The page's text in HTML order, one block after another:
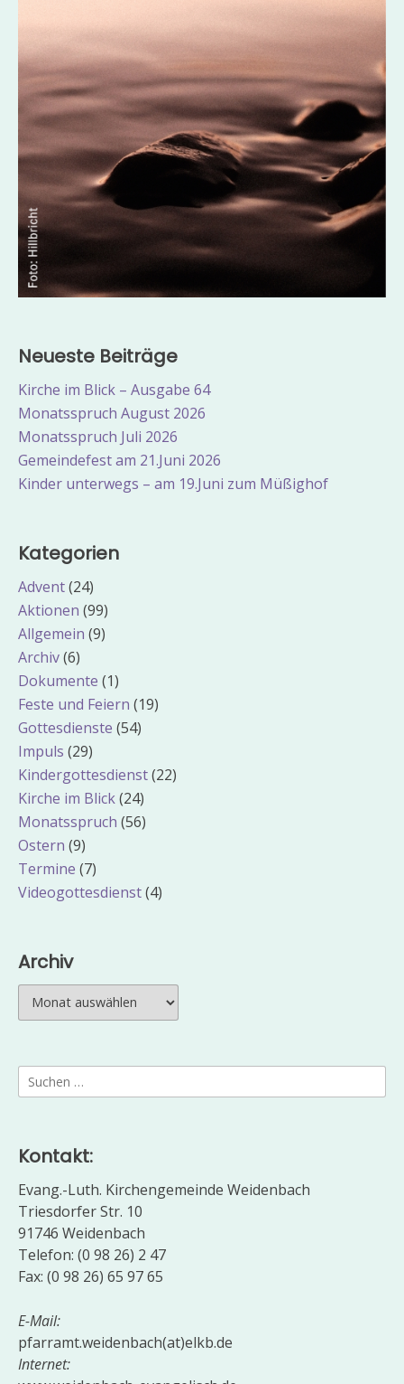
Neueste Beiträge
Kirche im Blick – Ausgabe 64
Monatsspruch August 2026
Monatsspruch Juli 2026
Gemeindefest am 21.Juni 2026
Kinder unterwegs – am 19.Juni zum Müßighof
Kategorien
Advent(24)
Aktionen (99)
Allgemein (9)
Archiv(6)
Dokumente (1)
Feste und Feiern (19)
Gottesdienste (54)
Impuls (29)
Kindergottesdienst(22)
Kirche im Blick(24)
Monatsspruch (56)
Ostern (9)
Termine (7)
Videogottesdienst(4)
Archiv
Archiv
Suchen
nach:
Kontakt:
Evang.-Luth. Kirchengemeinde Weidenbach
Triesdorfer Str. 10
91746 Weidenbach
Telefon: (0 98 26) 2 47
Fax: (0 98 26) 65 97 65
E-Mail:
pfarramt.weidenbach(at)elkb.de
Internet: